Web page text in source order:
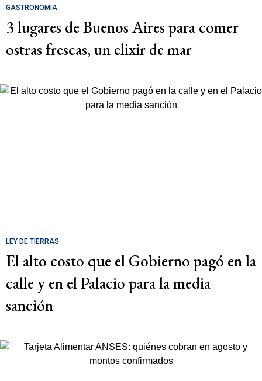
GASTRONOMÍA
3 lugares de Buenos Aires para comer
ostras frescas, un elixir de mar
LEY DE TIERRAS
El alto costo que el Gobierno pagó en la
calle y en el Palacio para la media
sanción